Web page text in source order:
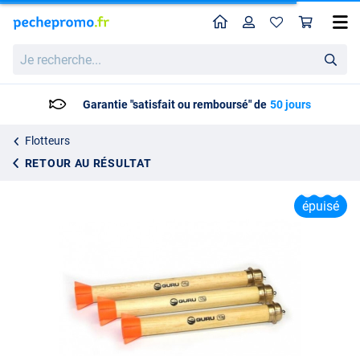
recherche...
HomeProfil
Garantie "satisfait ou remboursé" de 50 jours
Flotteurs
RETOUR AU RÉSULTAT
Guru Waggler
épuisé